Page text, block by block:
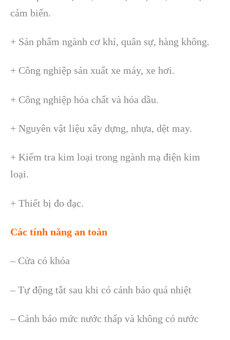
cảm biến.
+ Sản phẩm ngành cơ khí, quân sự, hàng không.
+ Công nghiệp sản xuất xe máy, xe hơi.
+ Công nghiệp hóa chất và hóa dầu.
+ Nguyên vật liệu xây dựng, nhựa, dệt may.
+ Kiểm tra kim loại trong ngành mạ điện kim
loại.
+ Thiết bị đo đạc.
Các tính năng an toàn
– Cửa có khóa
– Tự động tắt sau khi có cảnh báo quá nhiệt
– Cảnh báo mức nước thấp và không có nước